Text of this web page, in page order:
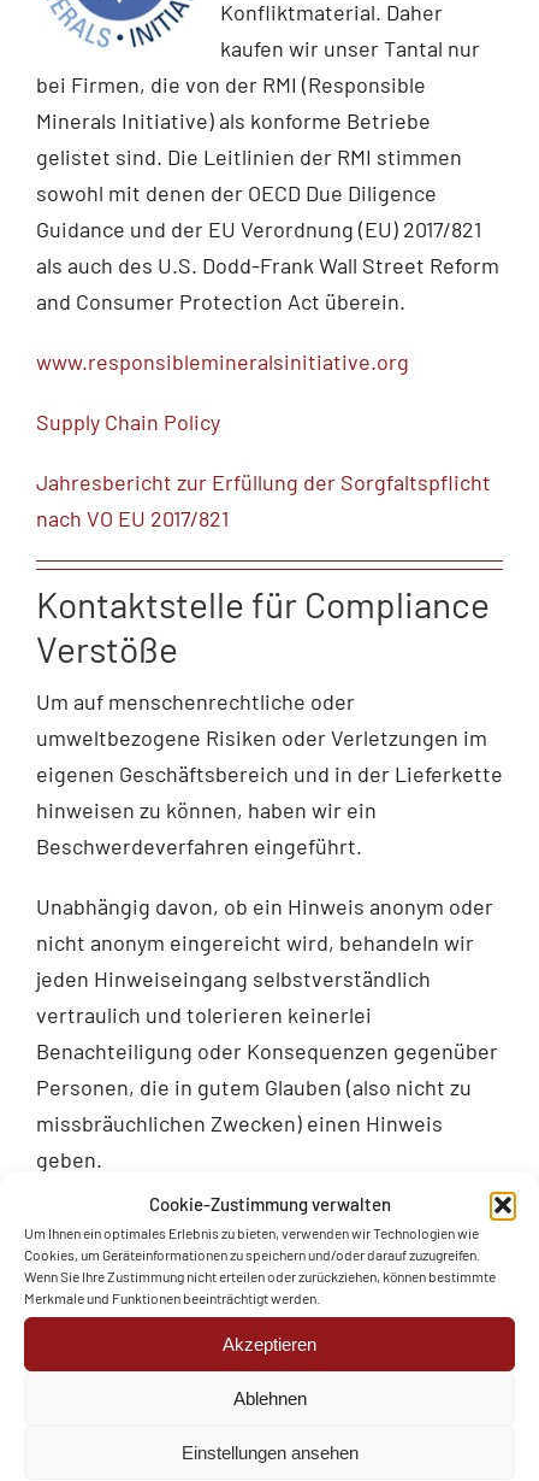
Cookie-Zustimmung verwalten
Um Ihnen ein optimales Erlebnis zu bieten, verwenden wir Technologien wie
Cookies, um Geräteinformationen zu speichern und/oder darauf zuzugreifen.
Wenn Sie Ihre Zustimmung nicht erteilen oder zurückziehen, können bestimmte
Merkmale und Funktionen beeinträchtigt werden.
Akzeptieren
Ablehnen
Einstellungen ansehen
Konfliktmaterial. Daher
kaufen wir unser Tantal nur
bei Firmen, die von der RMI (Responsible
Minerals Initiative) als konforme Betriebe
gelistet sind. Die Leitlinien der RMI stimmen
sowohl mit denen der OECD Due Diligence
Guidance und der EU Verordnung (EU) 2017/821
als auch des U.S. Dodd-Frank Wall Street Reform
and Consumer Protection Act überein.
www.responsiblemineralsinitiative.org
Supply Chain Policy
Jahresbericht zur Erfüllung der Sorgfaltspflicht
nach VO EU 2017/821
Kontaktstelle für Compliance
Verstöße
Um auf menschenrechtliche oder
umweltbezogene Risiken oder Verletzungen im
eigenen Geschäftsbereich und in der Lieferkette
hinweisen zu können, haben wir ein
Beschwerdeverfahren eingeführt.
Unabhängig davon, ob ein Hinweis anonym oder
nicht anonym eingereicht wird, behandeln wir
jeden Hinweiseingang selbstverständlich
vertraulich und tolerieren keinerlei
Benachteiligung oder Konsequenzen gegenüber
Personen, die in gutem Glauben (also nicht zu
missbräuchlichen Zwecken) einen Hinweis
geben.
Alle an uns im Rahmen eines Hinweises
übermittelten Daten werden vertraulich
behandelt und nur zu Zwecken der Aufklärung
aufbewahrt und verwendet.